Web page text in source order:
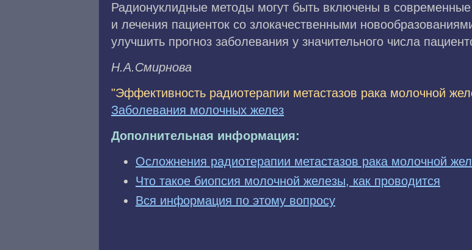
Радионуклидные методы могут быть включены в
и лечения пациенток со злокачественными
улучшить прогноз заболевания у значительного числа
H.A.Cмиpнoвa
"Эффективность радиотерапии метастазов рака молочной
Заболевания молочных желез
Дополнительная информация:
Осложнения радиотерапии метастазов рака молочной
Что такое биопсия молочной железы, как проводится
Вся информация по этому вопросу